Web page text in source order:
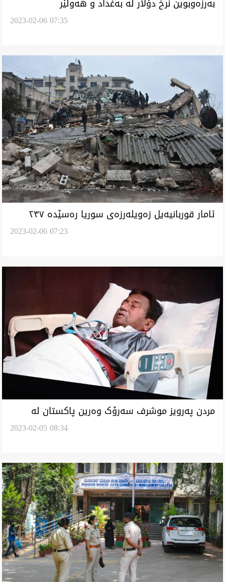
بەرزەوبوین نرخ دۆلار لە بەغداد و هەولێر
2023-02-06 07:35
ئامار قوربانیەیل زەویلەرزەی سوریا رەسێدە ٢٣٧
2023-02-06 07:23
مردن پەرویز موشرف سەرۆک وەرین پاکستان لە
2023-02-05 08:34